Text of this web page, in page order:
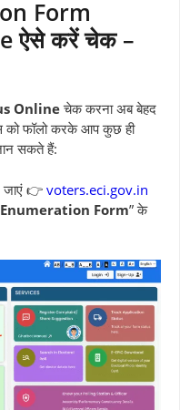
Form
ऐसे करें चेक –
Onlineचेक करना अब बेहद
को फॉलो करके आप कुछ ही
सकते हैं:
जाएं 👉voters.eci.gov.in
Form” के